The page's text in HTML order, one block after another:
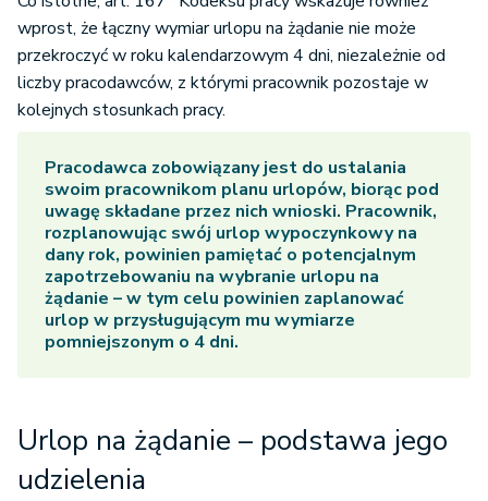
wprost, że łączny wymiar urlopu na żądanie nie może
przekroczyć w roku kalendarzowym 4 dni, niezależnie od
liczby pracodawców, z którymi pracownik pozostaje w
kolejnych stosunkach pracy.
Pracodawca zobowiązany jest do ustalania
swoim pracownikom planu urlopów, biorąc pod
uwagę składane przez nich wnioski. Pracownik,
rozplanowując swój urlop wypoczynkowy na
dany rok, powinien pamiętać o potencjalnym
zapotrzebowaniu na wybranie urlopu na
żądanie – w tym celu powinien zaplanować
urlop w przysługującym mu wymiarze
pomniejszonym o 4 dni.
Urlop na żądanie – podstawa jego
udzielenia